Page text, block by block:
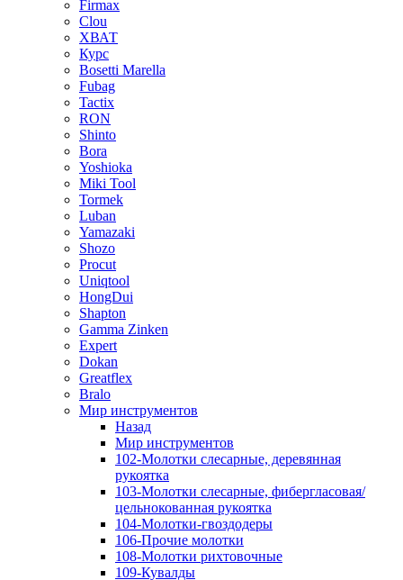
Firmax
Clou
XВАТ
Курс
Bosetti Marella
Fubag
Tactix
RON
Shinto
Bora
Yoshioka
Miki Tool
Tormek
Luban
Yamazaki
Shozo
Procut
Uniqtool
HongDui
Shapton
Gamma Zinken
Expert
Dokan
Greatflex
Bralo
Мир инструментов
Назад
Мир инструментов
102-Молотки слесарные, деревянная
рукоятка
103-Молотки слесарные, фибергласовая/
цельнокованная рукоятка
104-Молотки-гвоздодеры
106-Прочие молотки
108-Молотки рихтовочные
109-Кувалды